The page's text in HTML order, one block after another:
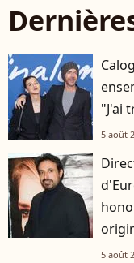
"J'ai
5 août
5 août